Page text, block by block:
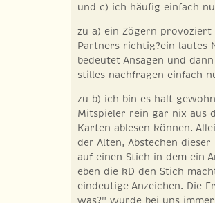
und c) ich häufig einfach
zu a) ein Zögern provoziert
Partners richtig?ein lautes
bedeutet Ansagen und
stilles nachfragen einfach
zu b) ich bin es halt
Mitspieler rein gar nix aus
Karten ablesen können.
der Alten, Abstechen
auf einen Stich in dem ein
eben die kD den Stich
eindeutige Anzeichen. Die
was?" wurde bei uns